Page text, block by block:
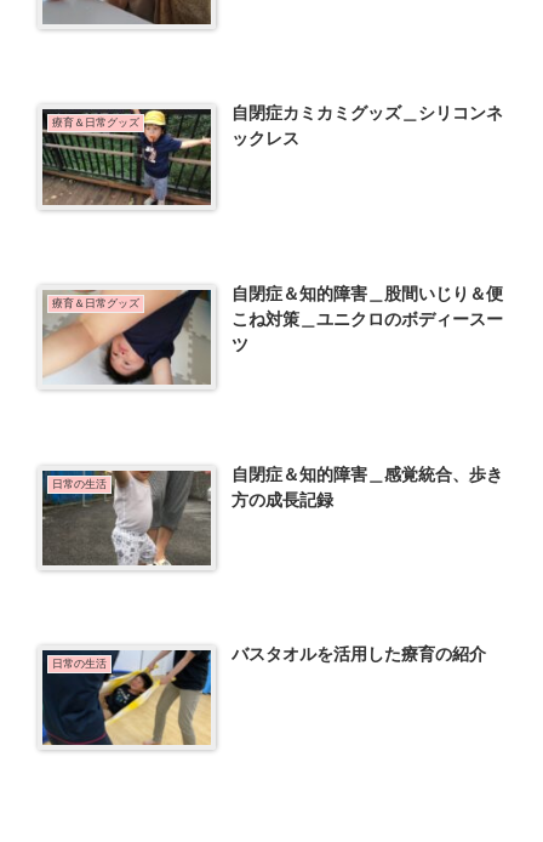
療育＆日常グッズ
自閉症カミカミグッズ＿シリコンネ
ックレス
療育＆日常グッズ
自閉症＆知的障害＿股間いじり＆便
こね対策＿ユニクロのボディースー
ツ
日常の生活
自閉症＆知的障害＿感覚統合、歩き
方の成長記録
日常の生活 バスタオルを活用した療育の紹介